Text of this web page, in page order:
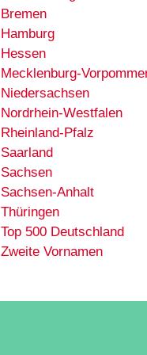
Bremen
Hamburg
Hessen
Mecklenburg-
Niedersachsen
Nordrhein-Westfalen
Rheinland-Pfalz
Saarland
Sachsen
Sachsen-Anhalt
Thüringen
Top 500 Deutschland
Zweite Vornamen